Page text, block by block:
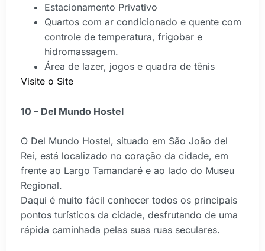
Estacionamento Privativo
Quartos com ar condicionado e quente com
controle de temperatura, frigobar e
hidromassagem.
Área de lazer, jogos e quadra de tênis
Visite o Site
10 – Del Mundo Hostel
O Del Mundo Hostel, situado em São João del
Rei, está localizado no coração da cidade, em
frente ao Largo Tamandaré e ao lado do Museu
Regional.
Daqui é muito fácil conhecer todos os principais
pontos turísticos da cidade, desfrutando de uma
rápida caminhada pelas suas ruas seculares.